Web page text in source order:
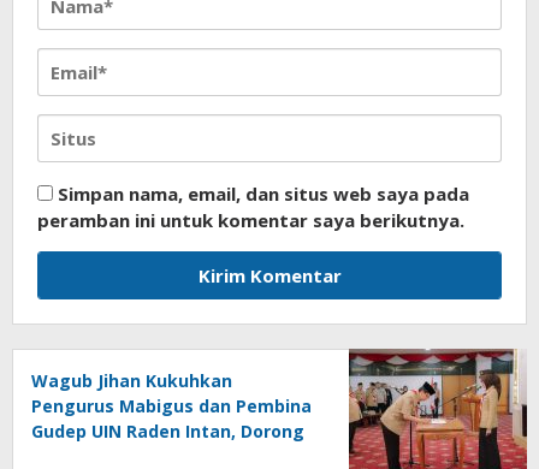
Simpan nama, email, dan situs web saya pada
peramban ini untuk komentar saya berikutnya.
Wagub Jihan Kukuhkan
Pengurus Mabigus dan Pembina
Gudep UIN Raden Intan, Dorong